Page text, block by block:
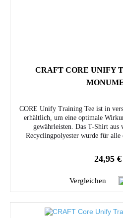
CRAFT CORE UNIFY
CORE Unify Training Tee ist in
erhältlich, um eine optimale
gewährleisten. Das T-Shirt
Recyclingpolyester wurde für alle
24,95
Vergleichen